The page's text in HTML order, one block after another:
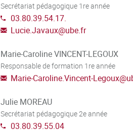
Secrétariat pédagogique 1re année
03.80.39.54.17.
Lucie.Javaux@ube.fr
Marie-Caroline VINCENT-LEGOUX
Responsable de formation 1re année
Marie-Caroline.Vincent-Legoux@
Julie MOREAU
Secrétariat pédagogique 2e année
03.80.39.55.04